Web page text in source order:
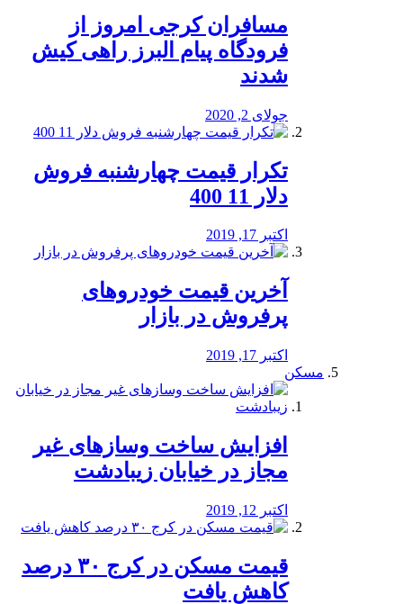
مسافران کرجی امروز از
فرودگاه پیام البرز راهی کیش
شدند
جولای 2, 2020
تکرار قیمت چهارشنبه فروش
دلار 11 400
اکتبر 17, 2019
آخرین قیمت خودرو‌های
پرفروش در بازار
اکتبر 17, 2019
مسکن
افزایش ساخت وسازهای غیر
مجاز در خیابان زیبادشت
اکتبر 12, 2019
️قیمت مسکن در کرج ۳۰ درصد
کاهش یافت